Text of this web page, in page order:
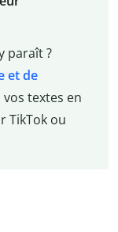
paraît ?
et de
textes en
TikTok ou